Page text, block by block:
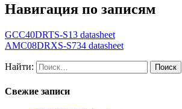
Навигация по записям
GCC40DRTS-S13 datasheet
AMC08DRXS-S734 datasheet
Найти:
Свежие записи